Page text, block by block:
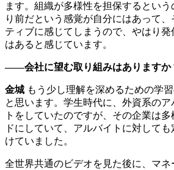
ます。組織が多様性を担保するとい
り前だという感覚が自分にはあって
ティブに感じてしまうので、やはり
はあると感じています。
――会社に望む取り組みはありますか
金城 もう少し理解を深めるための学
と思います。学生時代に、外資系の
トをしていたのですが、その企業は
ドにしていて、アルバイトに対して
けていました。
全世界共通のビデオを見た後に、マ